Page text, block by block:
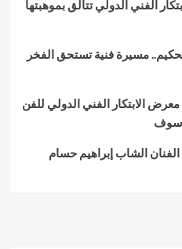
الفني الدولي تتألق بموهبتها
الحكيم.. مسيرة فنية تستحق الفخر
الابتكار الفني الدولي للفن
الشاب إبراهيم حسام